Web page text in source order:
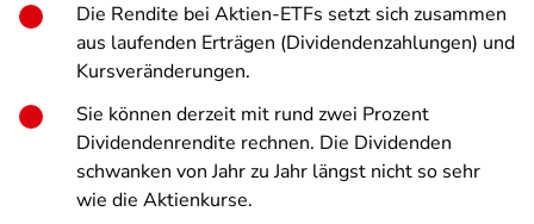
Die Rendite bei Aktien-ETFs setzt sich zusammen
aus laufenden Erträgen (Dividendenzahlungen) und
Kursveränderungen.
Sie können derzeit mit rund zwei Prozent
Dividendenrendite rechnen. Die Dividenden
schwanken von Jahr zu Jahr längst nicht so sehr
wie die Aktienkurse.